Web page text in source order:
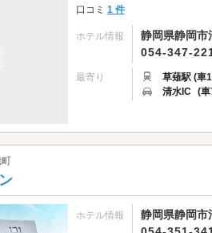
口コミ 1 件
ホテル情報
静岡県静岡市
054-347-
最寄り
草薙駅 (車
清水IC (
ホテル情報
静岡県静岡市